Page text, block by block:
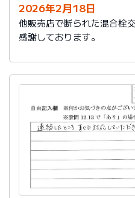
2026年2月18日
他販売店で断られた混合栓
感謝しております。